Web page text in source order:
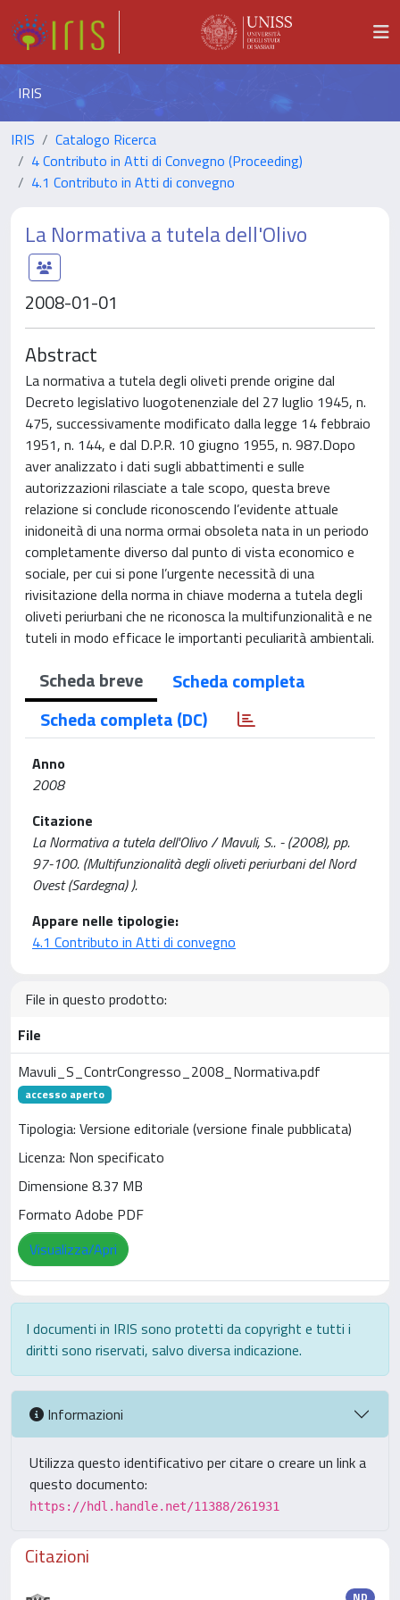
IRIS
IRIS
Catalogo Ricerca
4 Contributo in Atti di Convegno (Proceeding)
4.1 Contributo in Atti di convegno
La Normativa a tutela dell'Olivo
2008-01-01
Abstract
La normativa a tutela degli oliveti prende origine dal
Decreto legislativo luogotenenziale del 27 luglio 1945, n.
475, successivamente modificato dalla legge 14 febbraio
1951, n. 144, e dal D.P.R. 10 giugno 1955, n. 987.Dopo
aver analizzato i dati sugli abbattimenti e sulle
autorizzazioni rilasciate a tale scopo, questa breve
relazione si conclude riconoscendo l’evidente attuale
inidoneità di una norma ormai obsoleta nata in un periodo
completamente diverso dal punto di vista economico e
sociale, per cui si pone l’urgente necessità di una
rivisitazione della norma in chiave moderna a tutela degli
oliveti periurbani che ne riconosca la multifunzionalità e ne
tuteli in modo efficace le importanti peculiarità ambientali.
Scheda breve
Scheda completa
Scheda completa (DC)
Anno
2008
Citazione
La Normativa a tutela dell'Olivo / Mavuli, S.. - (2008), pp.
97-100. (Multifunzionalità degli oliveti periurbani del Nord
Ovest (Sardegna) ).
Appare nelle tipologie:
4.1 Contributo in Atti di convegno
File in questo prodotto:
File
Mavuli_S_ContrCongresso_2008_Normativa.pdf
accesso aperto
Tipologia: Versione editoriale (versione finale pubblicata)
Licenza: Non specificato
Dimensione 8.37 MB
Formato Adobe PDF
Visualizza/Apri
I documenti in IRIS sono protetti da copyright e tutti i
diritti sono riservati, salvo diversa indicazione.
Informazioni
Utilizza questo identificativo per citare o creare un link a
questo documento:
https://hdl.handle.net/11388/261931
Citazioni